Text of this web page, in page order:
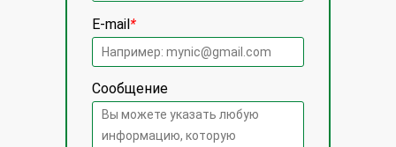
E-mail*
Сообщение